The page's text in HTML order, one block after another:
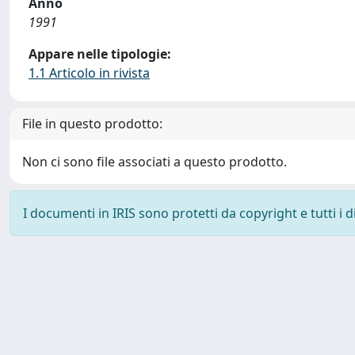
1991
Appare nelle tipologie:
1.1 Articolo in rivista
File in questo prodotto:
Non ci sono file associati a questo prodotto.
I documenti in IRIS sono protetti da copyright e tutti i